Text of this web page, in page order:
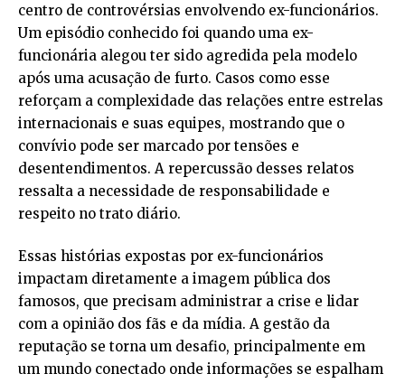
centro de controvérsias envolvendo ex-funcionários.
Um episódio conhecido foi quando uma ex-
funcionária alegou ter sido agredida pela modelo
após uma acusação de furto. Casos como esse
reforçam a complexidade das relações entre estrelas
internacionais e suas equipes, mostrando que o
convívio pode ser marcado por tensões e
desentendimentos. A repercussão desses relatos
ressalta a necessidade de responsabilidade e
respeito no trato diário.
Essas histórias expostas por ex-funcionários
impactam diretamente a imagem pública dos
famosos, que precisam administrar a crise e lidar
com a opinião dos fãs e da mídia. A gestão da
reputação se torna um desafio, principalmente em
um mundo conectado onde informações se espalham